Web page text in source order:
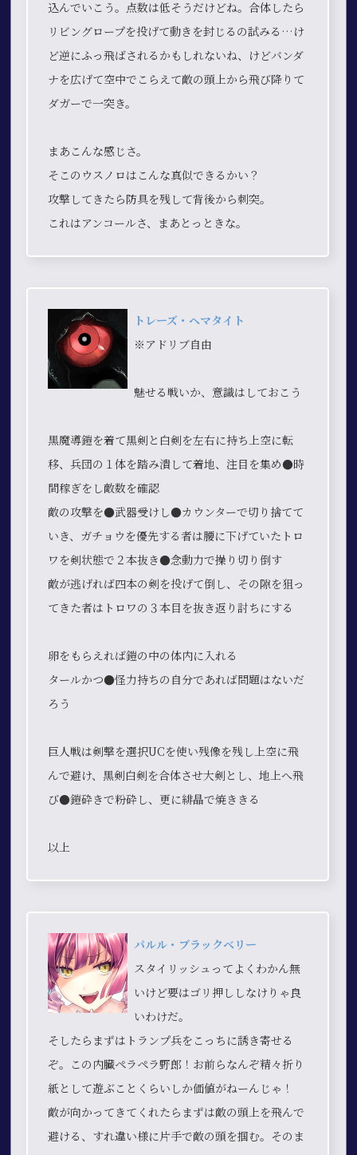
込んでいこう。点数は低そうだけどね。合体したら
リビングロープを投げて動きを封じるの試みる…け
ど逆にふっ飛ばされるかもしれないね、けどバンダ
ナを広げて空中でこらえて敵の頭上から飛び降りて
ダガーで一突き。
まあこんな感じさ。
そこのウスノロはこんな真似できるかい？
攻撃してきたら防具を残して背後から刺突。
これはアンコールさ、まあとっときな。
トレーズ・ヘマタイト
※アドリブ自由
魅せる戦いか、意識はしておこう
黒魔導鎧を着て黒剣と白剣を左右に持ち上空に転
移、兵団の１体を踏み潰して着地、注目を集め●時
間稼ぎをし敵数を確認
敵の攻撃を●武器受けし●カウンターで切り捨てて
いき、ガチョウを優先する者は腰に下げていたトロ
ワを剣状態で２本抜き●念動力で操り切り倒す
敵が逃げれば四本の剣を投げて倒し、その隙を狙っ
てきた者はトロワの３本目を抜き返り討ちにする
卵をもらえれば鎧の中の体内に入れる
タールかつ●怪力持ちの自分であれば問題はないだ
ろう
巨人戦は剣撃を選択UCを使い残像を残し上空に飛
んで避け、黒剣白剣を合体させ大剣とし、地上へ飛
び●鎧砕きで粉砕し、更に緋晶で焼ききる
以上
パルル・ブラックベリー
スタイリッシュってよくわかん無
いけど要はゴリ押ししなけりゃ良
いわけだ。
そしたらまずはトランプ兵をこっちに誘き寄せる
ぞ。この内臓ペラペラ野郎！お前らなんぞ精々折り
紙として遊ぶことくらいしか価値がねーんじゃ！
敵が向かってきてくれたらまずは敵の頭上を飛んで
避ける、すれ違い様に片手で敵の頭を掴む。そのま